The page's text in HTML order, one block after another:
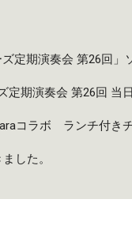
定期演奏会 第26回」
定期演奏会 第26回 当
コラボ ランチ付き
した。